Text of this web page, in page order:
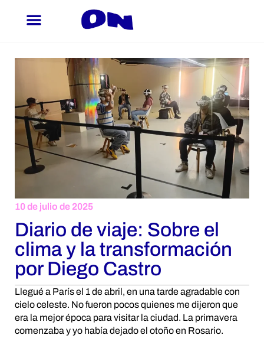
10 de julio de 2025
Diario de viaje: Sobre el
clima y la transformación
por Diego Castro
Llegué a París el 1 de abril, en una tarde agradable con
cielo celeste. No fueron pocos quienes me dijeron que
era la mejor época para visitar la ciudad. La primavera
comenzaba y yo había dejado el otoño en Rosario.